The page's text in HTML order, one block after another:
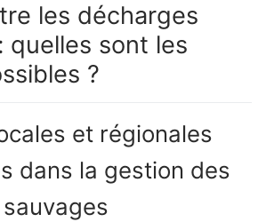
les décharges
quelles sont les
?
et régionales
dans la gestion des